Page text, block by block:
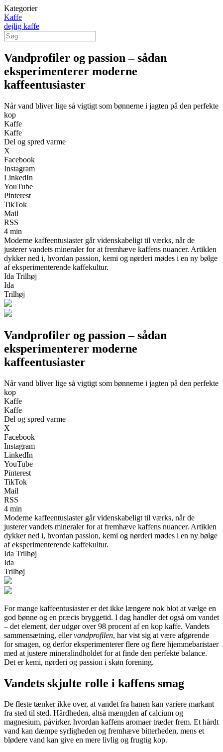
Kategorier
Kaffe
dejlig kaffe
Vandprofiler og passion – sådan
eksperimenterer moderne
kaffeentusiaster
Når vand bliver lige så vigtigt som bønnerne i jagten på den perfekte
kop
Kaffe
Kaffe
Del og spred varme
X
Facebook
Instagram
LinkedIn
YouTube
Pinterest
TikTok
Mail
RSS
4 min
Moderne kaffeentusiaster går videnskabeligt til værks, når de
justerer vandets mineraler for at fremhæve kaffens nuancer. Artiklen
dykker ned i, hvordan passion, kemi og nørderi mødes i en ny bølge
af eksperimenterende kaffekultur.
Ida Trilhøj
Ida
Trilhøj
Vandprofiler og passion – sådan
eksperimenterer moderne
kaffeentusiaster
Når vand bliver lige så vigtigt som bønnerne i jagten på den perfekte
kop
Kaffe
Kaffe
Del og spred varme
X
Facebook
Instagram
LinkedIn
YouTube
Pinterest
TikTok
Mail
RSS
4 min
Moderne kaffeentusiaster går videnskabeligt til værks, når de
justerer vandets mineraler for at fremhæve kaffens nuancer. Artiklen
dykker ned i, hvordan passion, kemi og nørderi mødes i en ny bølge
af eksperimenterende kaffekultur.
Ida Trilhøj
Ida
Trilhøj
For mange kaffeentusiaster er det ikke længere nok blot at vælge en
god bønne og en præcis bryggetid. I dag handler det også om vandet
– det element, der udgør over 98 procent af en kop kaffe. Vandets
sammensætning, ellervandprofilen, har vist sig at være afgørende
for smagen, og derfor eksperimenterer flere og flere hjemmebaristaer
med at justere mineralindholdet for at finde den perfekte balance.
Det er kemi, nørderi og passion i skøn forening.
Vandets skjulte rolle i kaffens smag
De fleste tænker ikke over, at vandet fra hanen kan variere markant
fra sted til sted. Hårdheden, altså mængden af calcium og
magnesium, påvirker, hvordan kaffens aromaer træder frem. Et hårdt
vand kan dæmpe syrligheden og fremhæve bitterheden, mens et
blødere vand kan give en mere livlig og frugtig kop.